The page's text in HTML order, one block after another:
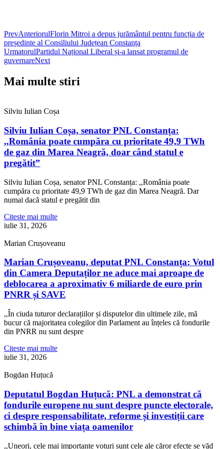
PrevAnteriorulFlorin Mitroi a depus jurământul pentru funcția de
președinte al Consiliului Județean Constanța
UrmatorulPartidul Național Liberal și-a lansat programul de
guvernareNext
Mai multe stiri
Silviu Iulian Coșa
Silviu Iulian Coșa, senator PNL Constanța:
,,România poate cumpăra cu prioritate 49,9 TWh
de gaz din Marea Neagră, doar când statul e
pregătit”
Silviu Iulian Coșa, senator PNL Constanța: ,,România poate
cumpăra cu prioritate 49,9 TWh de gaz din Marea Neagră. Dar
numai dacă statul e pregătit din
Citeste mai multe
iulie 31, 2026
Marian Crușoveanu
Marian Crușoveanu, deputat PNL Constanța: Votul
din Camera Deputaților ne aduce mai aproape de
deblocarea a aproximativ 6 miliarde de euro prin
PNRR și SAVE
,,În ciuda tuturor declarațiilor și disputelor din ultimele zile, mă
bucur că majoritatea colegilor din Parlament au înțeles că fondurile
din PNRR nu sunt despre
Citeste mai multe
iulie 31, 2026
Bogdan Huțucă
Deputatul Bogdan Huțucă: PNL a demonstrat că
fondurile europene nu sunt despre puncte electorale,
ci despre responsabilitate, reforme și investiții care
schimbă în bine viața oamenilor
,,Uneori, cele mai importante voturi sunt cele ale căror efecte se văd